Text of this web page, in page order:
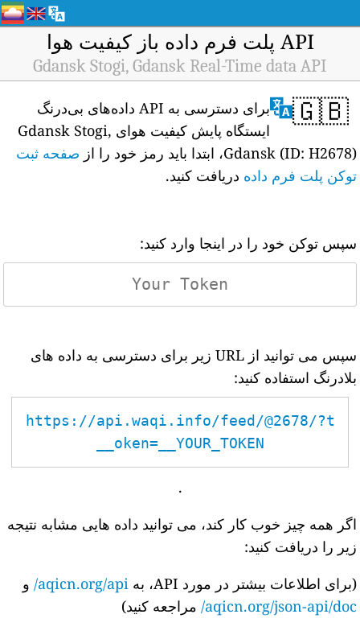
API پلت فرم داده باز کیفیت هوا
Gdansk Stogi, Gdansk Real-Time data API
🇬🇧
برای دسترسی به API داده‌های بی‌درنگ
ایستگاه پایش کیفیت هوای Gdansk Stogi,
Gdansk (ID: H2678)، ابتدا باید رمز خود را از
صفحه ثبت
توکن پلت فرم داده دریافت کنید.
سپس توکن خود را در اینجا وارد کنید:
سپس می توانید از URL زیر برای دسترسی به داده های
بلادرنگ استفاده کنید:
https://api.waqi.info/feed/@2678/?t
oken=__YOUR_TOKEN__
.
اگر همه چیز خوب کار کند، می توانید داده هایی مشابه نتیجه
زیر را دریافت کنید:
(برای اطلاعات بیشتر در مورد API، به
aqicn.org/api/ و
aqicn.org/json-api/doc/ مراجعه کنید)